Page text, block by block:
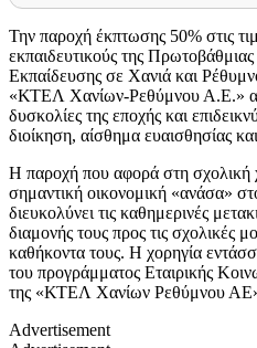
Την παροχή έκπτωσης 50% στις
εκπαιδευτικούς της
Εκπαίδευσης σε Χανιά και
«ΚΤΕΛ Χανίων-Ρεθύμνου Α.Ε.»
δυσκολίες της εποχής και
διοίκηση, αίσθημα ευαισθησίας
Η παροχή που αφορά στη σχολική
σημαντική οικονομική «ανάσα»
διευκολύνει τις καθημερινές
διαμονής τους προς τις σχολικές
καθήκοντα τους. Η χορηγία
του προγράμματος Εταιρικής
της «ΚΤΕΛ Χανίων Ρεθύμνου
Advertisement